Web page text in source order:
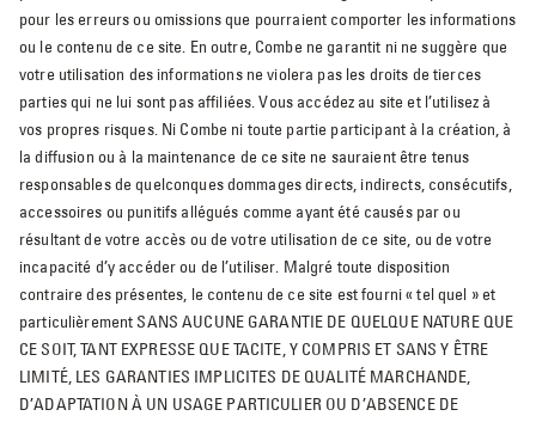
pour les erreurs ou omissions que pourraient comporter les informations
ou le contenu de ce site. En outre, Combe ne garantit ni ne suggère que
votre utilisation des informations ne violera pas les droits de tierces
parties qui ne lui sont pas affiliées. Vous accédez au site et l’utilisez à
vos propres risques. Ni Combe ni toute partie participant à la création, à
la diffusion ou à la maintenance de ce site ne sauraient être tenus
responsables de quelconques dommages directs, indirects, consécutifs,
accessoires ou punitifs allégués comme ayant été causés par ou
résultant de votre accès ou de votre utilisation de ce site, ou de votre
incapacité d’y accéder ou de l’utiliser. Malgré toute disposition
contraire des présentes, le contenu de ce site est fourni « tel quel » et
particulièrement SANS AUCUNE GARANTIE DE QUELQUE NATURE QUE
CE SOIT, TANT EXPRESSE QUE TACITE, Y COMPRIS ET SANS Y ÊTRE
LIMITÉ, LES GARANTIES IMPLICITES DE QUALITÉ MARCHANDE,
D’ADAPTATION À UN USAGE PARTICULIER OU D’ABSENCE DE